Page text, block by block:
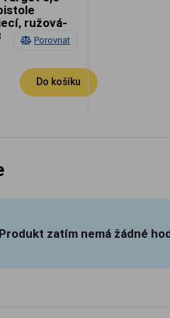
Porovnat
ružová-
Do košíku
Produkt zatím nemá žádné